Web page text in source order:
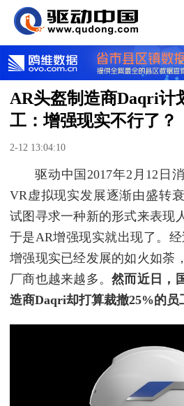
AR头盔制造商Daqri计
工：增强现实不行了？
2-12 13:04:10
驱动中国2017年2月12日
VR虚拟现实发展逐渐由盛转
试图寻求一种新的形式来表现
于是AR增强现实就出现了。
增强现实已经发展的如火如荼
厂商也越来越多。然而近日，
造商Daqri却打算裁撤25%的员